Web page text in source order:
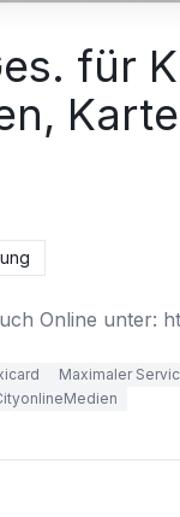
für
Online unter:
Maximaler